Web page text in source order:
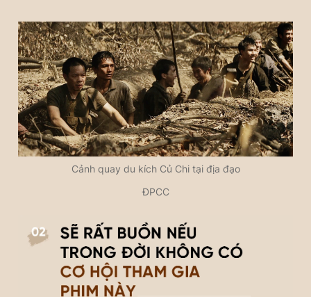
Cảnh quay du kích Củ Chi tại địa đạo
ĐPCC